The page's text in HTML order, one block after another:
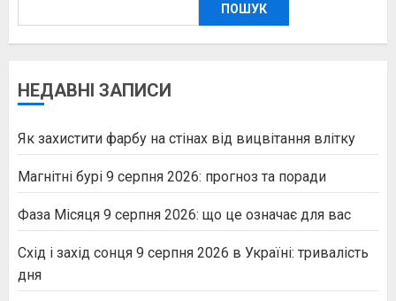
ПОШУК
НЕДАВНІ ЗАПИСИ
Як захистити фарбу на стінах від вицвітання влітку
Магнітні бурі 9 серпня 2026: прогноз та поради
Фаза Місяця 9 серпня 2026: що це означає для вас
Схід і захід сонця 9 серпня 2026 в Україні: тривалість
дня